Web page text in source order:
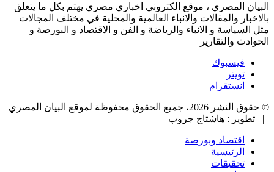
البيان المصري ، موقع الكتروني اخباري مصري يهتم بكل ما يتعلق
بالاخبار والمقالات والانباء العالمية والمحلية في مختلف المجالات
مثل السياسة و الانباء والرياضة و الفن و الاقتصاد و البورصة و
الحوادث والتقارير
فيسبوك
تويتر
انستقرام
© حقوق النشر 2026، جميع الحقوق محفوظة لموقع البيان المصري
| تطوير : هاشتاج جروب
اقتصاد وبورصة
الرئيسية
تحقيقات